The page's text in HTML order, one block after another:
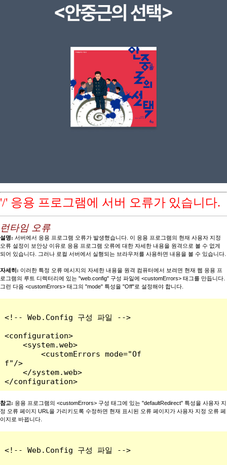
'/' 응용 프로그램에 서버 오류가 있습니다.
런타임 오류
설명: 서버에서 응용 프로그램 오류가 발생했습니다. 이 응용 프로그램의 현재 사용자 지정
오류 설정이 보안상 이유로 응용 프로그램 오류에 대한 자세한 내용을 원격으로 볼 수 없게
되어 있습니다. 그러나 로컬 서버에서 실행되는 브라우저를 사용하면 내용을 볼 수 있습니다.
자세히: 이러한 특정 오류 메시지의 자세한 내용을 원격 컴퓨터에서 보려면 현재 웹 응용 프
로그램의 루트 디렉터리에 있는 "web.config" 구성 파일에 <customErrors> 태그를 만듭니다.
그런 다음 <customErrors> 태그의 "mode" 특성을 "Off"로 설정해야 합니다.
<!-- Web.Config 구성 파일 -->
<configuration>
    <system.web>
        <customErrors mode="Of
f"/>
    </system.web>
</configuration>
참고: 응용 프로그램의 <customErrors> 구성 태그에 있는 "defaultRedirect" 특성을 사용자 지
정 오류 페이지 URL을 가리키도록 수정하면 현재 표시된 오류 페이지가 사용자 지정 오류 페
이지로 바뀝니다.
<!-- Web.Config 구성 파일 -->